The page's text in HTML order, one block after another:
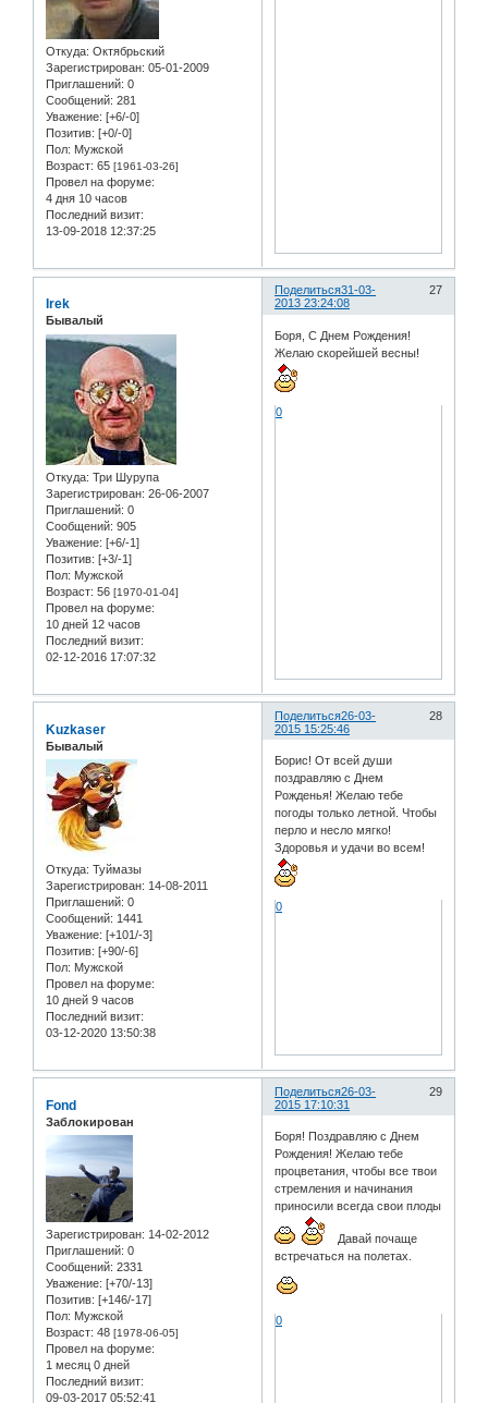
Откуда: Октябрьский
Зарегистрирован: 05-01-2009
Приглашений: 0
Сообщений: 281
Уважение: [+6/-0]
Позитив: [+0/-0]
Пол: Мужской
Возраст: 65 [1961-03-26]
Провел на форуме:
4 дня 10 часов
Последний визит:
13-09-2018 12:37:25
Поделиться 27
31-03-
2013 23:24:08
Irek
Бывалый
Откуда: Три Шурупа
Зарегистрирован: 26-06-2007
Приглашений: 0
Сообщений: 905
Уважение: [+6/-1]
Позитив: [+3/-1]
Пол: Мужской
Возраст: 56 [1970-01-04]
Провел на форуме:
10 дней 12 часов
Последний визит:
02-12-2016 17:07:32
Боря, С Днем Рождения!
Желаю скорейшей весны!
0
Поделиться 28
26-03-
2015 15:25:46
Kuzkaser
Бывалый
Откуда: Туймазы
Зарегистрирован: 14-08-2011
Приглашений: 0
Сообщений: 1441
Уважение: [+101/-3]
Позитив: [+90/-6]
Пол: Мужской
Провел на форуме:
10 дней 9 часов
Последний визит:
03-12-2020 13:50:38
Борис! От всей души
поздравляю с Днем
Рожденья! Желаю тебе
погоды только летной. Чтобы
перло и несло мягко!
Здоровья и удачи во всем!
0
Поделиться 29
26-03-
2015 17:10:31
Fond
Заблокирован
Зарегистрирован: 14-02-2012
Приглашений: 0
Сообщений: 2331
Уважение: [+70/-13]
Позитив: [+146/-17]
Пол: Мужской
Возраст: 48 [1978-06-05]
Провел на форуме:
1 месяц 0 дней
Последний визит:
09-03-2017 05:52:41
Боря! Поздравляю с Днем
Рождения! Желаю тебе
процветания, чтобы все твои
стремления и начинания
приносили всегда свои плоды
Давай почаще
встречаться на полетах.
0